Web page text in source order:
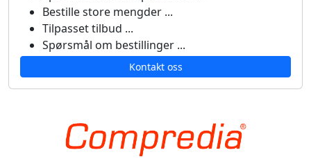
Bestille store mengder ...
Tilpasset tilbud ...
Spørsmål om bestillinger ...
Kontakt oss